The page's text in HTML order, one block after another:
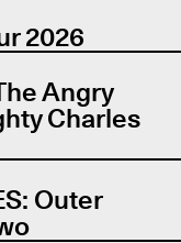
2026
Angry
Charles
Outer